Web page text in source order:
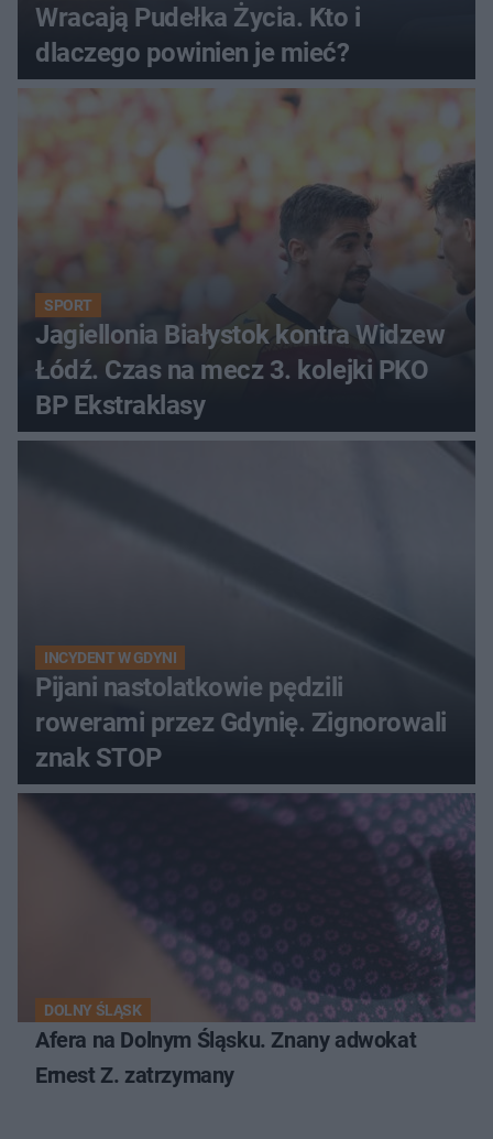
Wracają Pudełka Życia. Kto i
dlaczego powinien je mieć?
SPORT
Jagiellonia Białystok kontra Widzew
Łódź. Czas na mecz 3. kolejki PKO
BP Ekstraklasy
INCYDENT W GDYNI
Pijani nastolatkowie pędzili
rowerami przez Gdynię. Zignorowali
znak STOP
DOLNY ŚLĄSK
Afera na Dolnym Śląsku. Znany adwokat
Ernest Z. zatrzymany